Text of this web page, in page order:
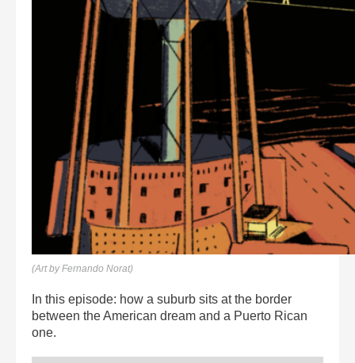
(Art by Fernando Norat)
In this episode: how a suburb sits at the border
between the American dream and a Puerto Rican
one.